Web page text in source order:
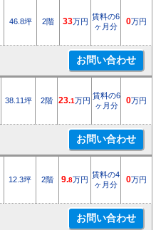
46.8坪 2階 33万円
賃料の6
ヶ月分
0万円
38.11坪 2階 23.1万円
賃料の6
ヶ月分
0万円
12.3坪 2階 9.8万円
賃料の4
ヶ月分
0万円